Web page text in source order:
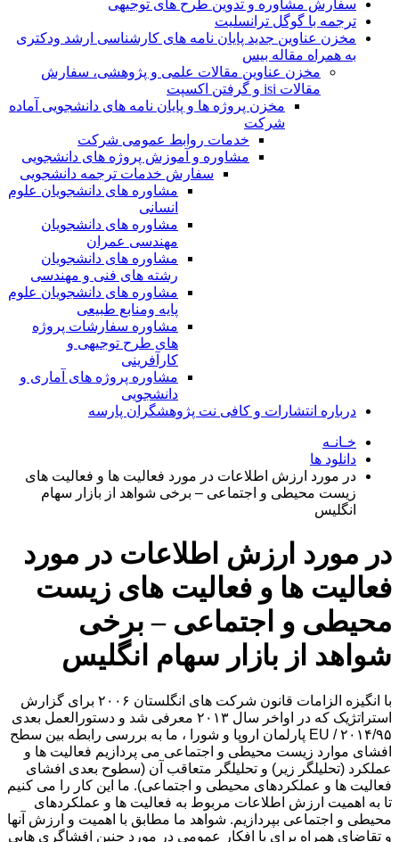
سفارش مشاوره و تدوین طرح های توجیهی
ترجمه با گوگل ترانسلیت
مخزن عناوین جدید پایان نامه های کارشناسی ارشد ودکتری
به همراه مقاله بیس
مخزن عناوین مقالات علمی و پژوهشی، سفارش
مقالات isi و گرفتن اکسپت
مخزن پروژه ها و پایان نامه های دانشجویی آماده
شرکت
خدمات روابط عمومی شرکت
مشاوره و آموزش پروژه های دانشجویی
سفارش خدمات ترجمه دانشجویی
مشاوره های دانشجویان علوم
انسانی
مشاوره های دانشجویان
مهندسی عمران
مشاوره های دانشجویان
رشته های فنی و مهندسی
مشاوره های دانشجویان علوم
پایه ومنابع طبیعی
مشاوره سفارشات پروژه
های طرح توجیهی و
کارآفرینی
مشاوره پروژه های آماری و
دانشجویی
درباره انتشارات و کافی نت پژوهشگران پارسه
خـانـه
دانلود ها
در مورد ارزش اطلاعات در مورد فعالیت ها و فعالیت های
زیست محیطی و اجتماعی – برخی شواهد از بازار سهام
انگلیس
در مورد ارزش اطلاعات در مورد
فعالیت ها و فعالیت های زیست
محیطی و اجتماعی – برخی
شواهد از بازار سهام انگلیس
با انگیزه الزامات قانون شرکت های انگلستان ۲۰۰۶ برای گزارش
استراتژیک که در اواخر سال ۲۰۱۳ معرفی شد و دستورالعمل بعدی
۲۰۱۴/۹۵ / EU پارلمان اروپا و شورا ، ما به بررسی رابطه بین سطح
افشای موارد زیست محیطی و اجتماعی می پردازیم فعالیت ها و
عملکرد (تحلیلگر زیر) و تحلیلگر متعاقب آن (سطوح بعدی افشای
فعالیت ها و عملکردهای محیطی و اجتماعی). ما این کار را می کنیم
تا به اهمیت ارزش اطلاعات مربوط به فعالیت ها و عملکردهای
محیطی و اجتماعی بپردازیم. شواهد ما مطابق با اهمیت و ارزش آنها
و تقاضای همراه برای یا افکار عمومی در مورد چنین افشاگری هایی